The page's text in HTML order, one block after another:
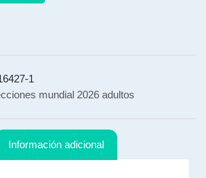
1
mundial 2026 adultos
Información adicional